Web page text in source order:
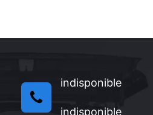
indisponible
indisponible